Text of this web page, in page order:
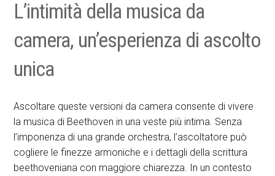
L’intimità della musica da
camera, un’esperienza di ascolto
unica
Ascoltare queste versioni da camera consente di vivere
la musica di Beethoven in una veste più intima. Senza
l’imponenza di una grande orchestra, l’ascoltatore può
cogliere le finezze armoniche e i dettagli della scrittura
beethoveniana con maggiore chiarezza. In un contesto